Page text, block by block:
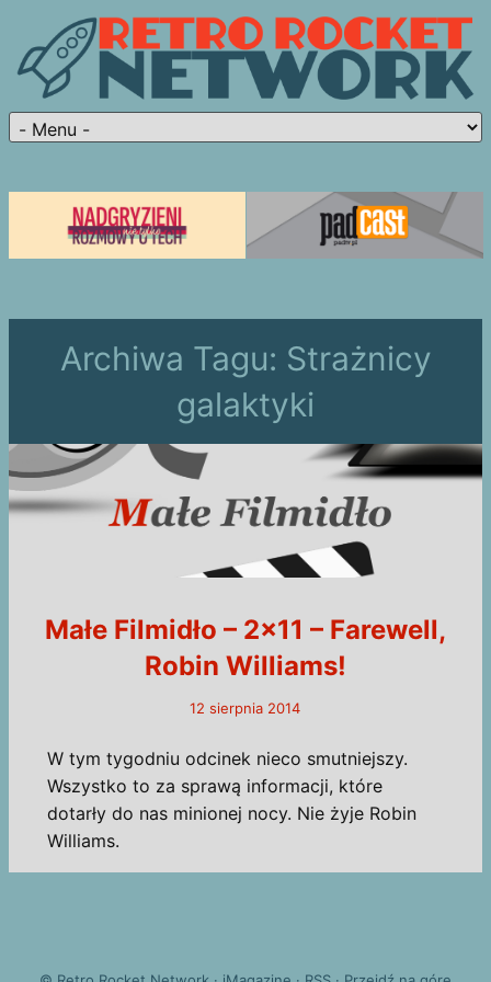
Archiwa Tagu: Strażnicy
galaktyki
Małe Filmidło – 2×11 – Farewell,
Robin Williams!
12 sierpnia 2014
W tym tygodniu odcinek nieco smutniejszy.
Wszystko to za sprawą informacji, które
dotarły do nas minionej nocy. Nie żyje Robin
Williams.